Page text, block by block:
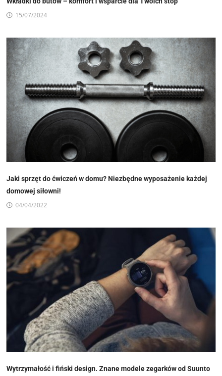
15/07/2024
Jaki sprzęt do ćwiczeń w domu? Niezbędne wyposażenie każdej
domowej siłowni!
04/04/2022
Wytrzymałość i fiński design. Znane modele zegarków od Suunto